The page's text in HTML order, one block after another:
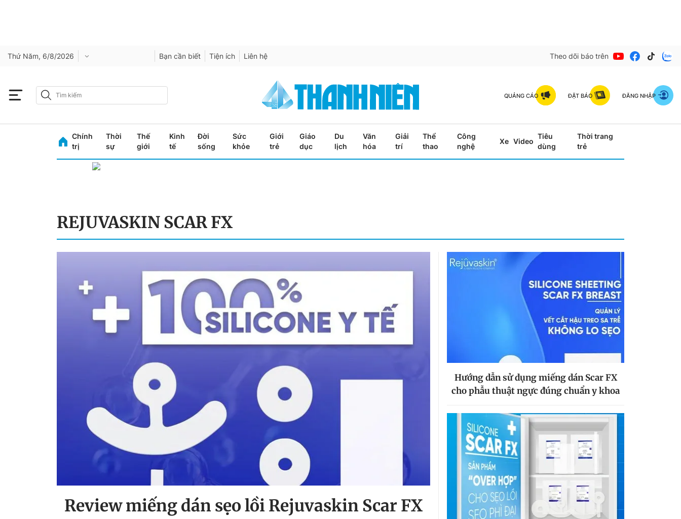
Thứ Năm, 6/8/2026 Bạn cần biết Tiện ích Liên hệ Theo dõi báo trên
QUẢNG CÁO ĐẶT BÁO ĐĂNG NHẬP
Chính
trị
Thời
sự
Thế
giới
Kinh
tế
Đời
sống
Sức
khỏe
Giới
trẻ
Giáo
dục
Du
lịch
Văn
hóa
Giải
trí
Thể
thao
Công
nghệ
Xe Video
Tiêu
dùng
Thời trang
trẻ
REJUVASKIN SCAR FX
Review miếng dán sẹo lồi Rejuvaskin Scar FX
Hướng dẫn sử dụng miếng dán Scar FX
cho phẫu thuật ngực đúng chuẩn y khoa